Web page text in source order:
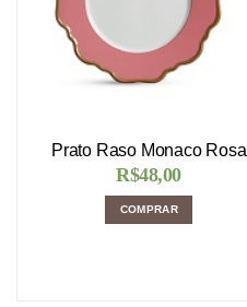
Prato Raso Monaco Rosa
R$48,00
COMPRAR